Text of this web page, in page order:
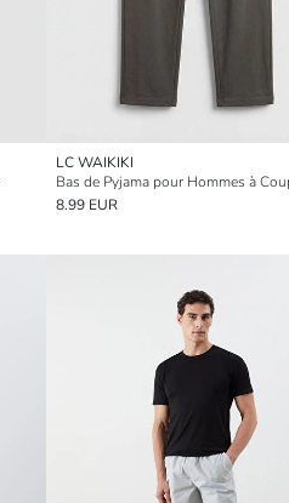
LC WAIKIKI
8.99 EUR